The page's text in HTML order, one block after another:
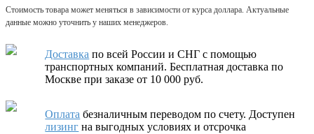
Стоимость товара может меняться в зависимости от курса доллара. Актуальные
данные можно уточнить у наших менеджеров.
Доставка по всей России и СНГ с помощью
транспортных компаний. Бесплатная доставка по
Москве при заказе от 10 000 руб.
Оплата безналичным переводом по счету. Доступен
лизинг на выгодных условиях и отсрочка